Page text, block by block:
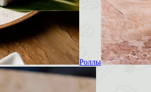
Роллы